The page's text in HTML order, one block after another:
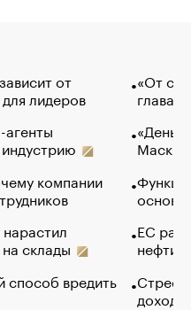
от
лидеров
компании
склады
способ вредить
«От
глава
Маск в
основ
ЕС
нефти